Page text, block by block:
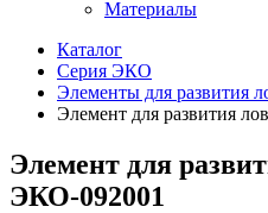
Материалы
Каталог
Серия ЭКО
Элементы для развития
Элемент для развития
Элемент для
ЭКО-092001